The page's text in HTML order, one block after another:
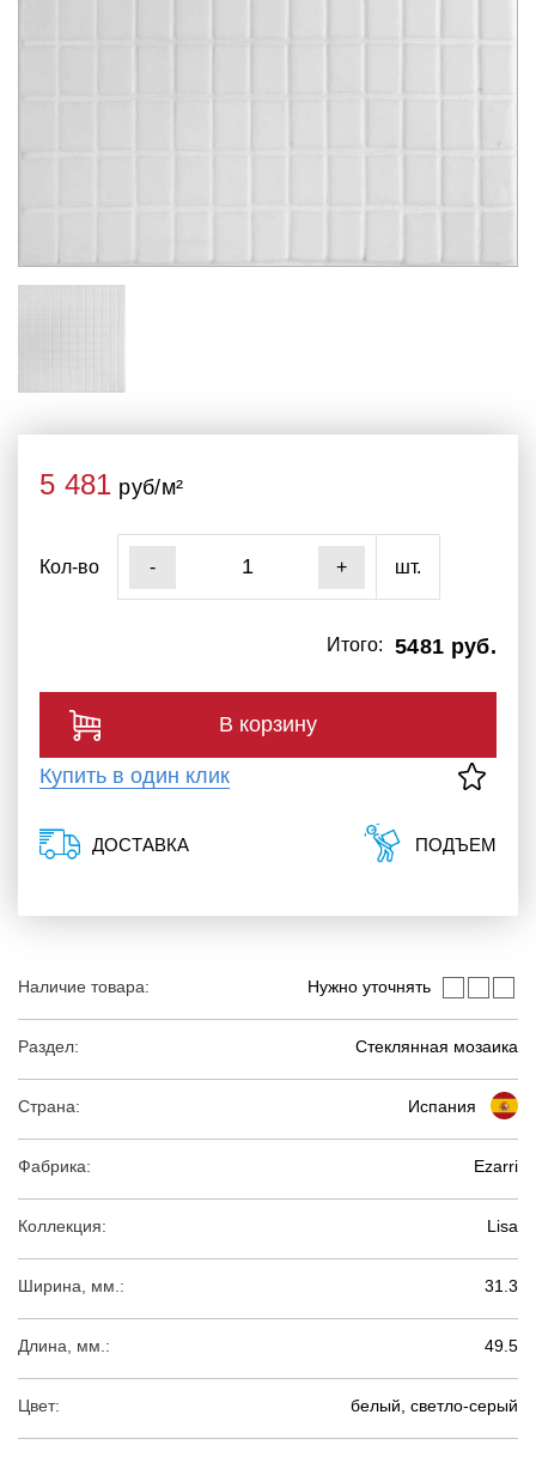
Наличие товара: Нужно уточнять
Раздел: Стеклянная мозаика
Страна: Испания
Фабрика: Ezarri
Коллекция: Lisa
Ширина, мм.: 31.3
Длина, мм.: 49.5
Цвет: белый, светло-серый
5 481 руб/м²
Кол-во - + шт.
5481 руб.
Итого:
В корзину
Купить в один клик
ДОСТАВКА ПОДЪЕМ